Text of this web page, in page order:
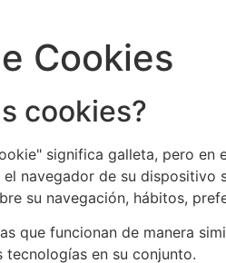
Cookies
cookies?
significa galleta, pero
el navegador de su
su navegación, hábitos,
que funcionan de manera
tecnologías en su conjunto.